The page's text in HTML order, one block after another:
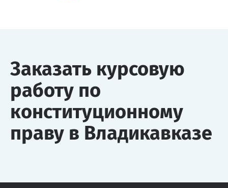
Заказать курсовую
работу по
конституционному
праву в Владикавказе